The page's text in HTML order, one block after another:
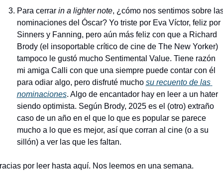
Para cerrar in a lighter note, ¿cómo nos sentimos sobre
nominaciones del Óscar? Yo triste por Eva Víctor, feliz por
Sinners y Fanning, pero aún más feliz con que a Richard
Brody (el insoportable crítico de cine de The New Yorker)
tampoco le gustó mucho Sentimental Value. Tiene razón
mi amiga Calli con que una siempre puede contar con él
para odiar algo, pero disfruté mucho su recuento de las
nominaciones. Algo de encantador hay en leer a un hater
siendo optimista. Según Brody, 2025 es el (otro) extraño
caso de un año en el que lo que es popular se parece
mucho a lo que es mejor, así que corran al cine (o a su
sillón) a ver las que les faltan.
por leer hasta aquí. Nos leemos en una semana.